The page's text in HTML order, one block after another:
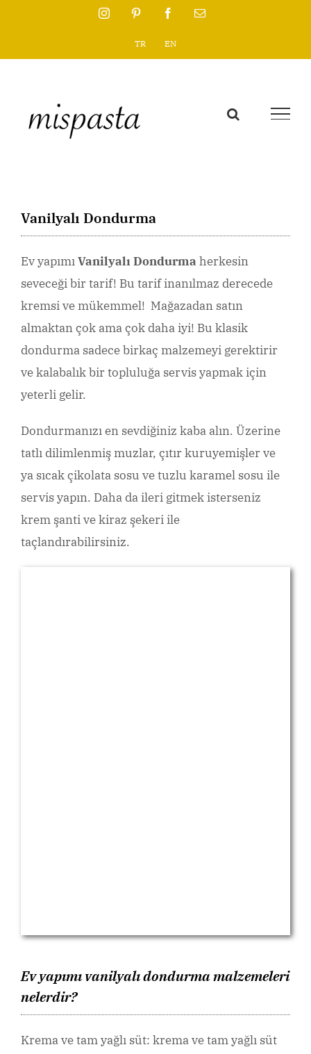
InstagramPinterest FacebookEmail
TR EN
Vanilyalı Dondurma
Ev yapımıVanilyalı Dondurma herkesin
seveceği bir tarif! Bu tarif inanılmaz derecede
kremsi ve mükemmel! Mağazadan satın
almaktan çok ama çok daha iyi! Bu klasik
dondurma sadece birkaç malzemeyi gerektirir
ve kalabalık bir topluluğa servis yapmak için
yeterli gelir.
Dondurmanızı en sevdiğiniz kaba alın. Üzerine
tatlı dilimlenmiş muzlar, çıtır kuruyemişler ve
ya sıcak çikolata sosu ve tuzlu karamel sosu ile
servis yapın. Daha da ileri gitmek isterseniz
krem ​​şanti ve kiraz şekeri ile
taçlandırabilirsiniz.
Ev yapımı vanilyalı dondurma malzemeleri
nelerdir?
Krema ve tam yağlı süt: krema ve tam yağlı süt